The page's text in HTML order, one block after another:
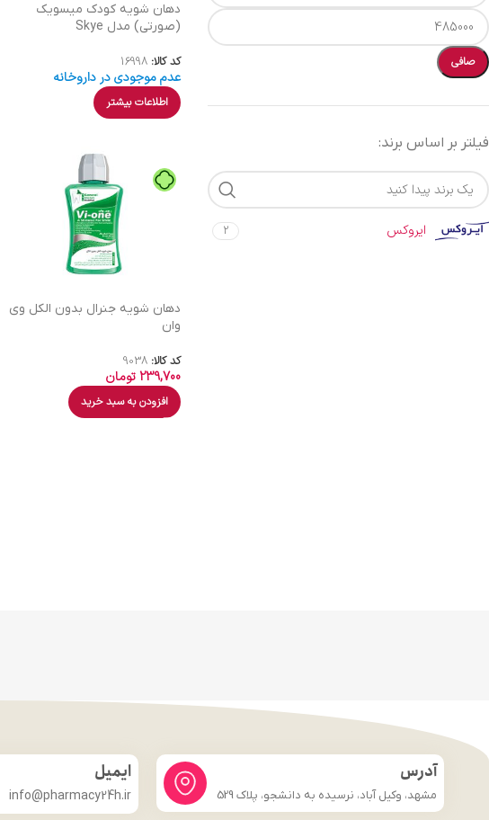
صافی
فیلتر بر اساس برند:
ایروکس 2
دهان شویه کودک میسویک
(صورتی) مدل Skye
کد کالا:16998
عدم موجودی در داروخانه
اطلاعات بیشتر
دهان شویه جنرال بدون الکل وی
وان
کد کالا:9038
239,700 تومان
افزودن به سبد خرید
آدرس
مشهد، وکیل آباد، نرسیده به دانشجو، پلاک 529
ایمیل
info@pharmacy24h.ir